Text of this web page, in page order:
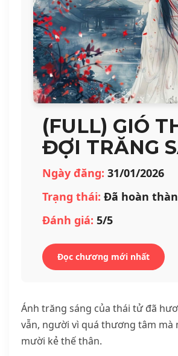
(FULL) GIÓ
ĐỢI TRĂNG
Ngày đăng: 31/01/2026
Trạng thái: Đã hoàn
Đánh giá: 5/5
Đọc chương mới nhất
Ánh trăng sáng của thái tử đã
vẫn, người vì quá thương tâm mà
mười kẻ thế thân.